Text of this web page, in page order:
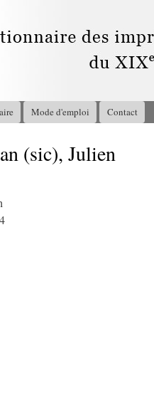
principal
Mode d'emploi Contact
(sic), Julien